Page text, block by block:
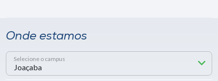
Onde estamos
Selecione o campus